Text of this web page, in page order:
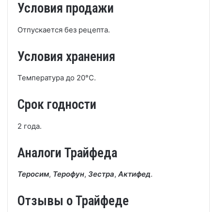
Условия продажи
Отпускается без рецепта.
Условия хранения
Температура до 20°С.
Срок годности
2 года.
Аналоги Трайфеда
Теросим, Терофун, Зестра, Актифед.
Отзывы о Трайфеде